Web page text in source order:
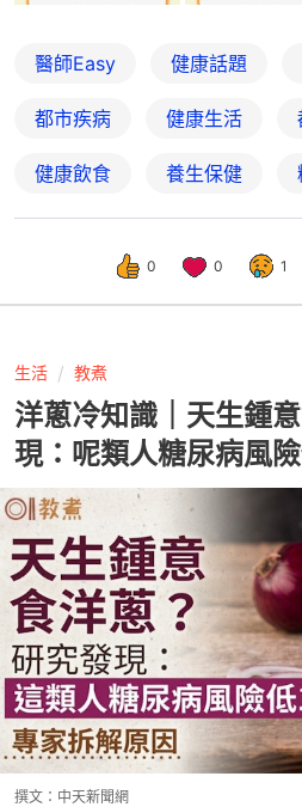
醫師Easy 健康話題
都市疾病 健康生活
健康飲食 養生保健
0 0 1
生活 教煮
洋蔥冷知識｜天生鍾
現：呢類人糖尿病風
撰文： 中天新聞網